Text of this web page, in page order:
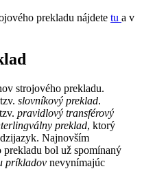
prekladu nájdete tu a v
strojového prekladu.
slovníkový preklad.
pravidlový transférový
preklad, ktorý
Najnovším
bol už spomínaný
príkladov nevynímajúc